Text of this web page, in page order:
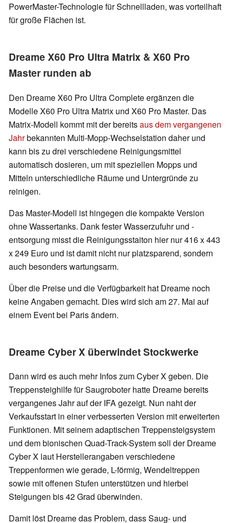
PowerMaster-Technologie für Schnellladen, was vorteilhaft
für große Flächen ist.
Dreame X60 Pro Ultra Matrix & X60 Pro
Master runden ab
Den Dreame X60 Pro Ultra Complete ergänzen die
Modelle X60 Pro Ultra Matrix und X60 Pro Master. Das
Matrix-Modell kommt mit der bereitsaus dem vergangenen
Jahrbekannten Multi-Mopp-Wechselstation daher und
kann bis zu drei verschiedene Reinigungsmittel
automatisch dosieren, um mit speziellen Mopps und
Mitteln unterschiedliche Räume und Untergründe zu
reinigen.
Das Master-Modell ist hingegen die kompakte Version
ohne Wassertanks. Dank fester Wasserzufuhr und -
entsorgung misst die Reinigungsstaiton hier nur 416 x 443
x 249 Euro und ist damit nicht nur platzsparend, sondern
auch besonders wartungsarm.
Über die Preise und die Verfügbarkeit hat Dreame noch
keine Angaben gemacht. Dies wird sich am 27. Mai auf
einem Event bei Paris ändern.
Dreame Cyber X überwindet Stockwerke
Dann wird es auch mehr Infos zum Cyber X geben. Die
Treppensteighilfe für Saugroboter hatte Dreame bereits
vergangenes Jahr auf der IFA gezeigt. Nun naht der
Verkaufsstart in einer verbesserten Version mit erweiterten
Funktionen. Mit seinem adaptischen Treppensteigsystem
und dem bionischen Quad-Track-System soll der Dreame
Cyber X laut Herstellerangaben verschiedene
Treppenformen wie gerade, L-förmig, Wendeltreppen
sowie mit offenen Stufen unterstützen und hierbei
Steigungen bis 42 Grad überwinden.
Damit löst Dreame das Problem, dass Saug- und